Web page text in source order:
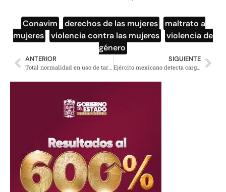
Conavim derechos de las mujeres
maltrato a
mujeres
violencia contra las mujeres
violencia de
género
ANTERIOR
Total normalidad en uso de tarjetas bancarias: Senadora Antares
SIGUIENTE
Ejército mexicano detecta cargamento de droga con rayos gamma en Sonora